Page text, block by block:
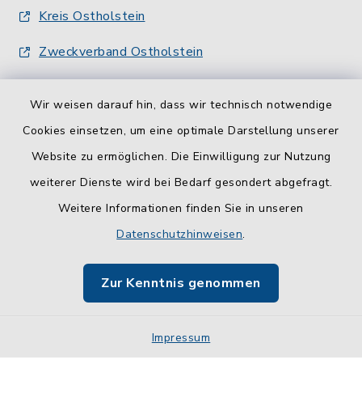
Wir weisen darauf hin, dass wir technisch notwendige
Cookies einsetzen, um eine optimale Darstellung unserer
Website zu ermöglichen. Die Einwilligung zur Nutzung
weiterer Dienste wird bei Bedarf gesondert abgefragt.
Weitere Informationen finden Sie in unseren
Datenschutzhinweisen.
Zur Kenntnis genommen
Impressum
Kreis Ostholstein
Zweckverband Ostholstein
Barrierefreiheit
Impressum
Sitemap